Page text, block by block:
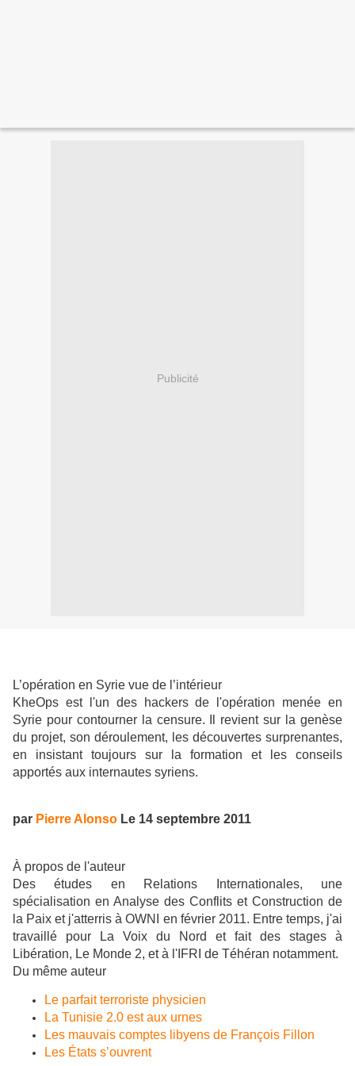
Publicité
L’opération en Syrie vue de l’intérieur
KheOps est l'un des hackers de l'opération menée en
Syrie pour contourner la censure. Il revient sur la genèse
du projet, son déroulement, les découvertes surprenantes,
en insistant toujours sur la formation et les conseils
apportés aux internautes syriens.
par Pierre Alonso Le 14 septembre 2011
À propos de l'auteur
Des études en Relations Internationales, une
spécialisation en Analyse des Conflits et Construction de
la Paix et j'atterris à OWNI en février 2011. Entre temps, j'ai
travaillé pour La Voix du Nord et fait des stages à
Libération, Le Monde 2, et à l'IFRI de Téhéran notamment.
Du même auteur
Le parfait terroriste physicien
La Tunisie 2.0 est aux urnes
Les mauvais comptes libyens de François Fillon
Les États s’ouvrent